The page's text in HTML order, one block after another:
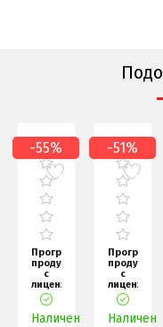
Програмен
продукт
с
лицензен
стикер
Microsoft
Wind
Наличен
-55%
Програмен
продукт
с
лицензен
стикер
Microsoft
Wind
Наличен
-51%